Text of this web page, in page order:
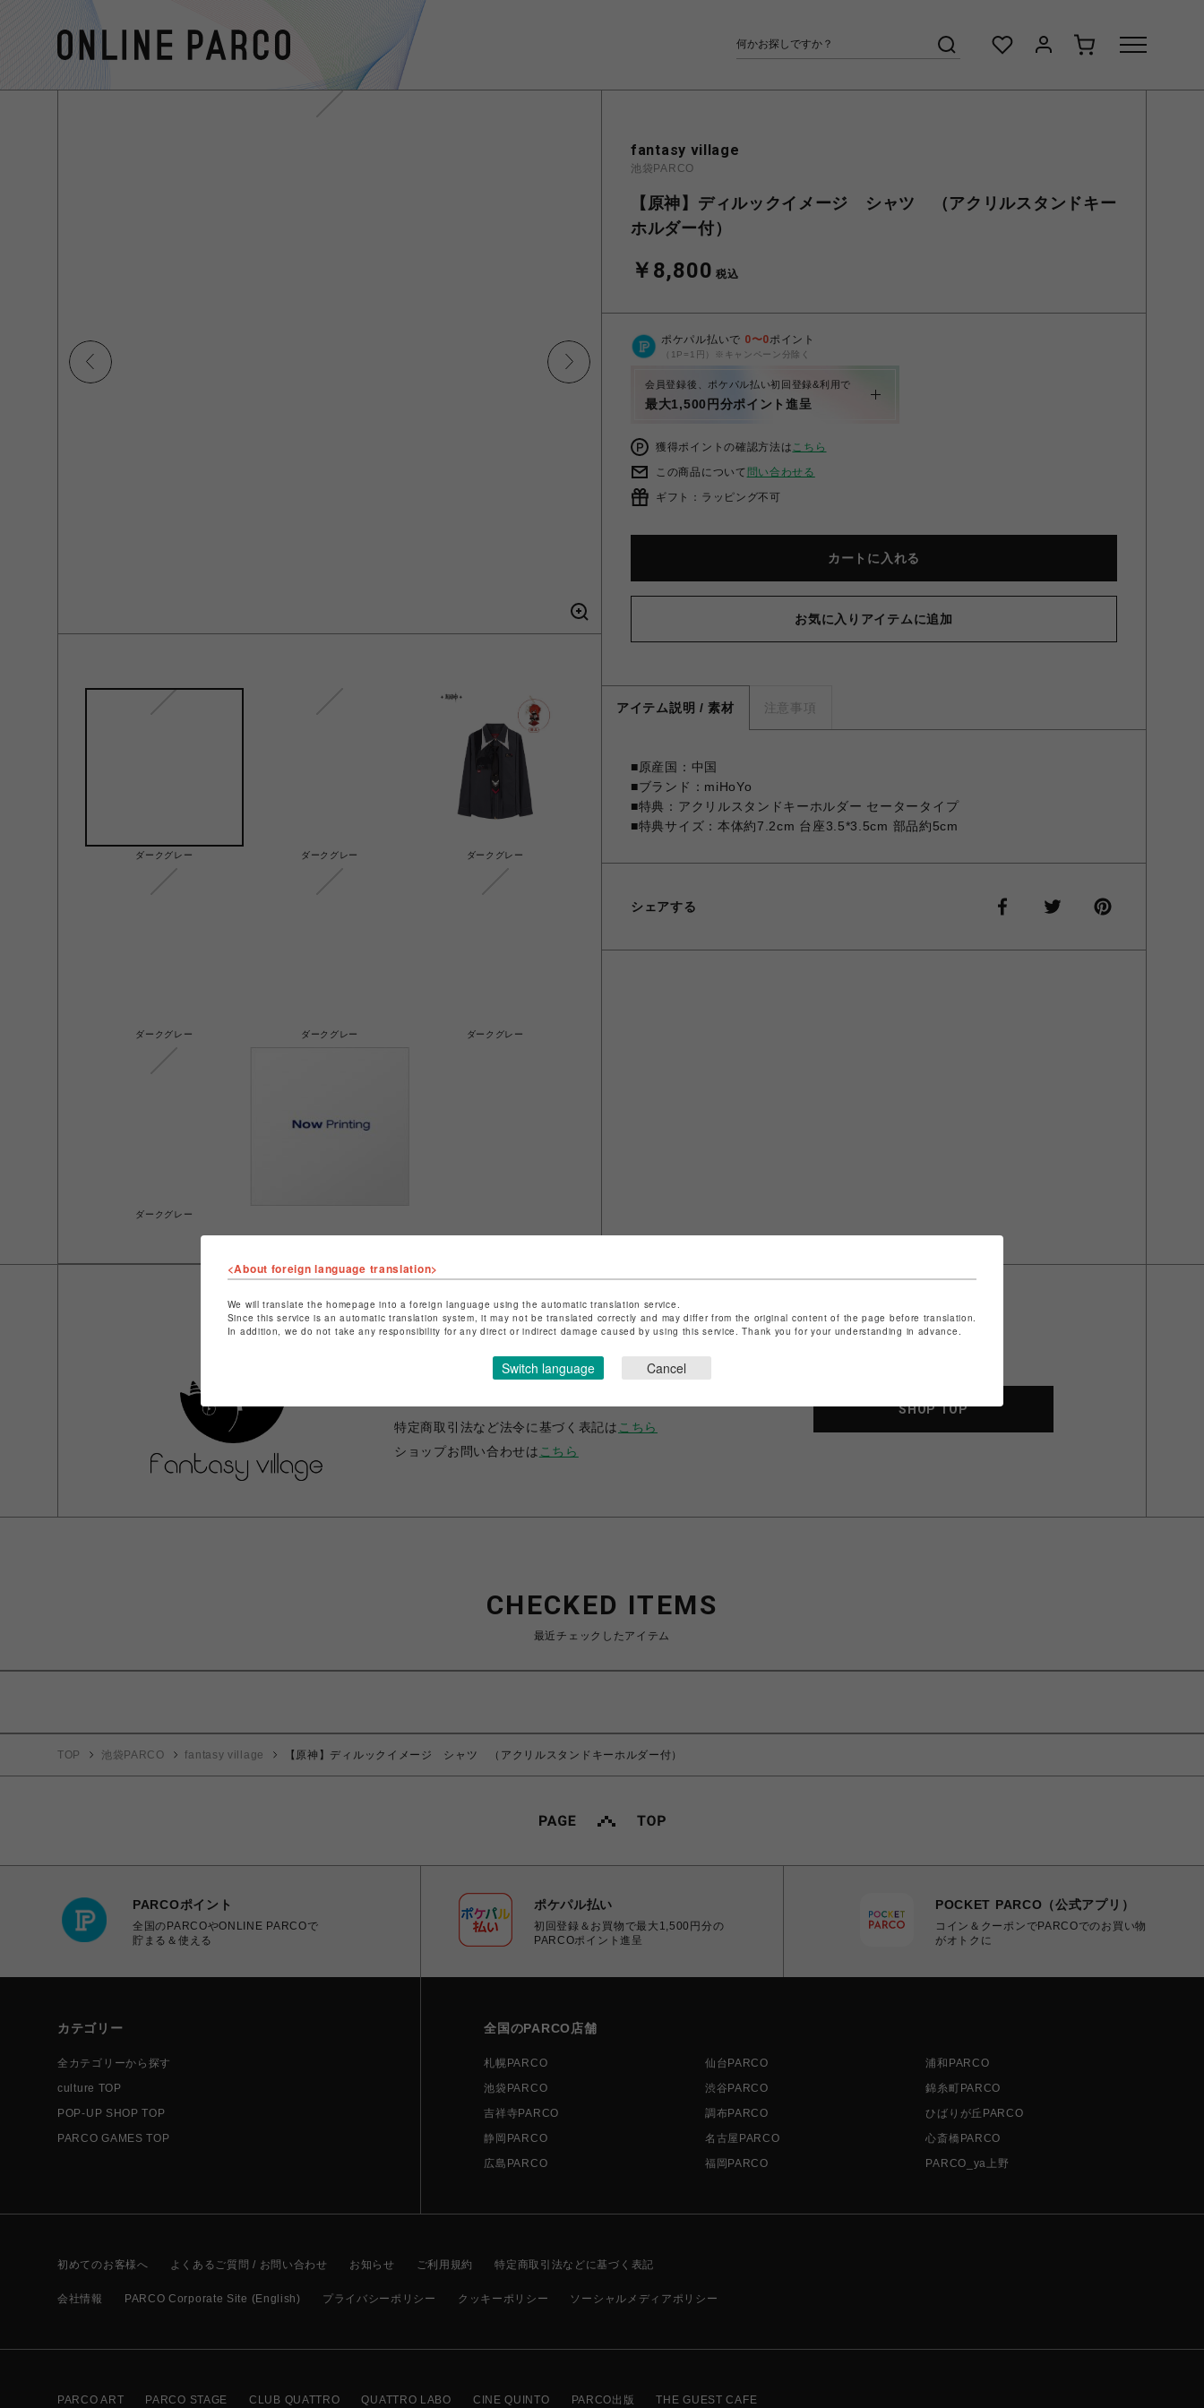
ダークグレー ダークグレー ダークグレー
ダークグレー ダークグレー ダークグレー
ダークグレー
fantasy village
池袋PARCO
【原神】ディルックイメージ シャツ （アクリルスタンドキー
ホルダー付）
￥8,800 税込
ポケパル払いで 0〜0ポイント
（1P=1円）※キャンペーン分除く
会員登録後、ポケパル払い初回登録&利用で
最大1,500円分ポイント進呈
獲得ポイントの確認方法はこちら
この商品について 問い合わせる
ギフト：ラッピング不可
カートに入れる
お気に入りアイテムに追加
アイテム説明 / 素材 注意事項
■原産国：中国
■ブランド：miHoYo
■特典：アクリルスタンドキーホルダー セータータイプ
■特典サイズ：本体約7.2cm 台座3.5*3.5cm 部品約5cm
シェアする
fantasy village
特定商取引法など法令に基づく表記は こちら
ショップお問い合わせは こちら
SHOP TOP
CHECKED ITEMS
最近チェックしたアイテム
TOP 池袋PARCO fantasy village 【原神】ディルックイメージ シャツ （アクリルスタンドキーホルダー付）
PARCOポイント
全国のPARCOやONLINE PARCOで
貯まる＆使える
ポケパル払い
初回登録＆お買物で最大1,500円分の
PARCOポイント進呈
POCKET PARCO（公式アプリ）
コイン＆クーポンでPARCOでのお買い物
がオトクに
カテゴリー
全カテゴリーから探す
culture TOP
POP-UP SHOP TOP
PARCO GAMES TOP
全国のPARCO店舗
札幌PARCO 仙台PARCO
浦和PARCO
池袋PARCO
渋谷PARCO
錦糸町PARCO
吉祥寺PARCO
調布PARCO
ひばりが丘PARCO
静岡PARCO
名古屋PARCO
心斎橋PARCO
広島PARCO
福岡PARCO PARCO_ya上野
初めてのお客様へ よくあるご質問 / お問い合わせ お知らせ ご利用規約 特定商取引法などに基づく表記
会社情報 PARCO Corporate Site (English) プライバシーポリシー クッキーポリシー ソーシャルメディアポリシー
PARCO ART PARCO STAGE CLUB QUATTRO QUATTRO LABO CINE QUINTO PARCO出版 THE GUEST CAFE
<About foreign language translation>
We will translate the homepage into a foreign language using the automatic translation service.
Since this service is an automatic translation system, it may not be translated correctly and may differ from the original content of the page before translation.
In addition, we do not take any responsibility for any direct or indirect damage caused by using this service. Thank you for your understanding in advance.
Switch language Cancel